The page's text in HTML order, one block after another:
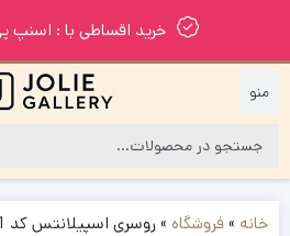
خرید اقساطی با : اسنپ
خانه »فروشگاه »روسری اسپیلانتس کد 2001